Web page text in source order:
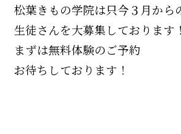
松葉きもの学院は只今３月から
生徒さんを大募集しております
まずは無料体験のご予約
お待ちしております！